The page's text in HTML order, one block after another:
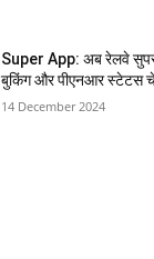
Super App: अब रेलवे
बुकिंग और पीएनआर स्टेटस
14 December 2024